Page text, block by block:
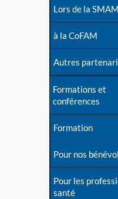
Lors de la SMAM
à la CoFAM
Autres
Formations et
conférences
Formation
Pour nos
Pour les
santé